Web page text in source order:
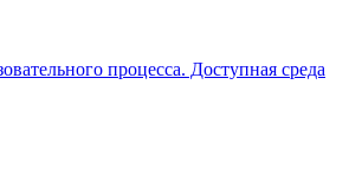
процесса. Доступная среда